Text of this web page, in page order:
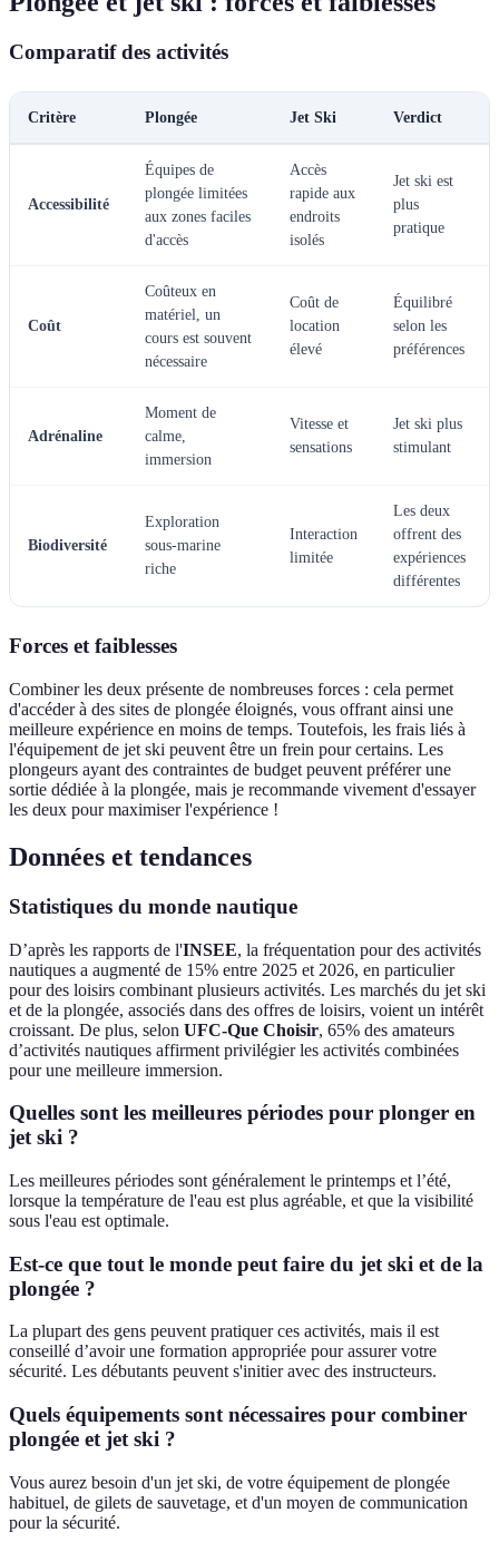
Comparatif des activités
Critère Plongée Jet Ski Verdict
Accessibilité
Équipes de
plongée limitées
aux zones faciles
d'accès
Accès
rapide aux
endroits
isolés
Jet ski est
plus
pratique
Coût
Coûteux en
matériel, un
cours est souvent
nécessaire
Coût de
location
élevé
Équilibré
selon les
préférences
Adrénaline
Moment de
calme,
immersion
Vitesse et
sensations
Jet ski plus
stimulant
Biodiversité
Exploration
sous-marine
riche
Interaction
limitée
Les deux
offrent des
expériences
différentes
Forces et faiblesses
Combiner les deux présente de nombreuses forces : cela permet
d'accéder à des sites de plongée éloignés, vous offrant ainsi une
meilleure expérience en moins de temps. Toutefois, les frais liés à
l'équipement de jet ski peuvent être un frein pour certains. Les
plongeurs ayant des contraintes de budget peuvent préférer une
sortie dédiée à la plongée, mais je recommande vivement d'essayer
les deux pour maximiser l'expérience !
Données et tendances
Statistiques du monde nautique
D’après les rapports de l'INSEE, la fréquentation pour des activités
nautiques a augmenté de 15% entre 2025 et 2026, en particulier
pour des loisirs combinant plusieurs activités. Les marchés du jet ski
et de la plongée, associés dans des offres de loisirs, voient un intérêt
croissant. De plus, selon UFC-Que Choisir, 65% des amateurs
d’activités nautiques affirment privilégier les activités combinées
pour une meilleure immersion.
Quelles sont les meilleures périodes pour plonger en
jet ski ?
Les meilleures périodes sont généralement le printemps et l’été,
lorsque la température de l'eau est plus agréable, et que la visibilité
sous l'eau est optimale.
Est-ce que tout le monde peut faire du jet ski et de la
plongée ?
La plupart des gens peuvent pratiquer ces activités, mais il est
conseillé d’avoir une formation appropriée pour assurer votre
sécurité. Les débutants peuvent s'initier avec des instructeurs.
Quels équipements sont nécessaires pour combiner
plongée et jet ski ?
Vous aurez besoin d'un jet ski, de votre équipement de plongée
habituel, de gilets de sauvetage, et d'un moyen de communication
pour la sécurité.